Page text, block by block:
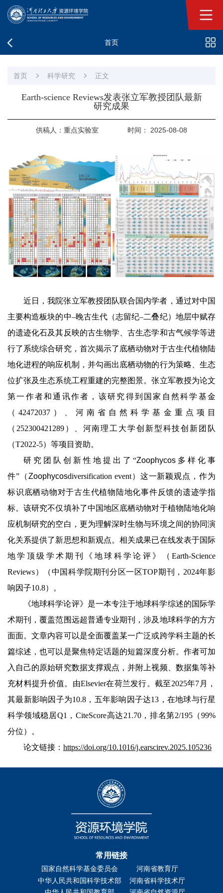
首页
首页 科学研究 正文
Earth-science Reviews发表张立军教授团队最新
研究成果
供稿人：重点实验室 时间： 2025-08-08
近日，我院张立军教授团队联合国内学者，通过对中国
主要构造板块的中–晚古生代（志留纪–二叠纪）地层中赋存
的遗迹化石及其反映的古生物学、古生态学和古气候学等进
行了系统综合研究，首次揭示了底栖动物对于古生代植物陆
地化进程的响应机制，并勾画出底栖动物的行为策略、生态
位扩张及生态系统工程重建的完整图景。张立军教授为论文
第一作者和通讯作者，该研究得到国家自然科学基金
（42472037）、河南省自然科学基金重点项目
（252300421289）、河南理工大学创新型科技创新团队
（T2022-5）等项目资助。
研究团队创新性地提出了“Zoophycos 多样化事
件”（Zoophycosdiversification event）这一新颖观点，作为
标识底栖动物对于古生代植物陆地化事件反馈的遗迹学指
标。该研究不仅填补了中国地区底栖动物对于植物陆地化响
应机制研究的空白，更为理解深时生物与环境之间的协同演
化关系提供了新思想和新观点。相关成果已在线发表于国际
地学顶级学术期刊《地球科学论评》（Earth-Science
Reviews）（中国科学院期刊分区一区TOP期刊，2024年影
响因子10.8）。
《地球科学论评》是一本专注于地球科学综述的国际学
术期刊，覆盖范围远超普通专业期刊，涉及地球科学的方方
面面。文章内容可以是全面覆盖某一广泛或跨学科主题的长
篇综述，也可以是聚焦特定话题的短篇深度分析。作者可加
入自己的原始研究数据支撑观点，并附上视频、数据集等补
充材料提升价值。由Elsevier在荷兰发行。截至2025年7月，
其最新影响因子为10.8，五年影响因子达13，在地球与行星
科学领域稳居Q1，CiteScore高达21.70，排名第2/195（99%
分位）。
论文链接： https://doi.org/10.1016/j.earscirev.2025.105236
常用链接
国家自然科学基金委员会
中华人民共和国科学技术部
河南省教育厅
河南省科学技术厅